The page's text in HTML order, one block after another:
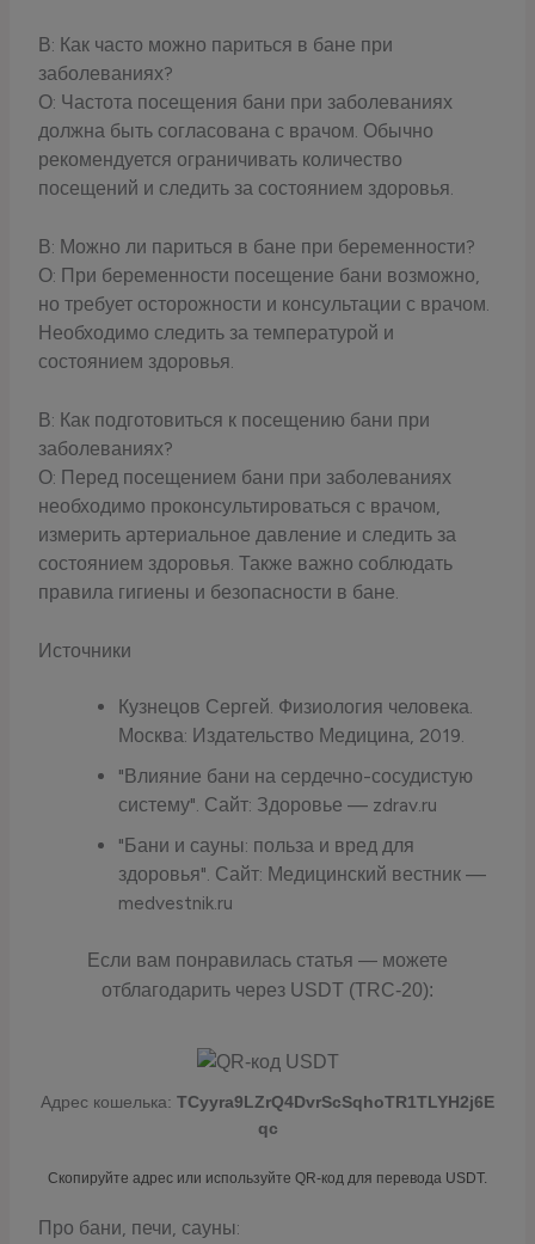
В: Как часто можно париться в бане при
заболеваниях?
О: Частота посещения бани при заболеваниях
должна быть согласована с врачом. Обычно
рекомендуется ограничивать количество
посещений и следить за состоянием здоровья.
В: Можно ли париться в бане при беременности?
О: При беременности посещение бани возможно,
но требует осторожности и консультации с врачом.
Необходимо следить за температурой и
состоянием здоровья.
В: Как подготовиться к посещению бани при
заболеваниях?
О: Перед посещением бани при заболеваниях
необходимо проконсультироваться с врачом,
измерить артериальное давление и следить за
состоянием здоровья. Также важно соблюдать
правила гигиены и безопасности в бане.
Источники
Кузнецов Сергей. Физиология человека.
Москва: Издательство Медицина, 2019.
"Влияние бани на сердечно-сосудистую
систему". Сайт: Здоровье — zdrav.ru
"Бани и сауны: польза и вред для
здоровья". Сайт: Медицинский вестник —
medvestnik.ru
Если вам понравилась статья — можете
отблагодарить через USDT (TRC-20):
Адрес кошелька: TCyyra9LZrQ4DvrScSqhoTR1TLYH2j6E
qc
Скопируйте адрес или используйте QR-код для перевода USDT.
Про бани, печи, сауны: